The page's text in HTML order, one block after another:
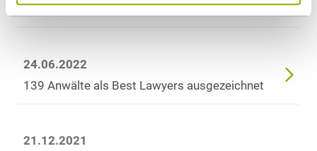
Shops am Flughafen Köln / Bonn
24.06.2022
139 Anwälte als Best Lawyers ausgezeichnet
21.12.2021